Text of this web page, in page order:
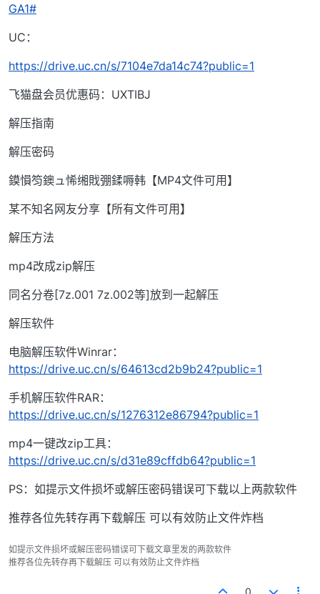
GA1#
UC：
https://drive.uc.cn/s/7104e7da14c74?public=1
飞猫盘会员优惠码：UXTIBJ
解压指南
解压密码
鏌愪笉鐭ュ悕缃戝弸鍒嗕韩【MP4文件可用】
某不知名网友分享【所有文件可用】
解压方法
mp4改成zip解压
同名分卷[7z.001 7z.002等]放到一起解压
解压软件
电脑解压软件Winrar：
https://drive.uc.cn/s/64613cd2b9b24?public=1
手机解压软件RAR：
https://drive.uc.cn/s/1276312e86794?public=1
mp4一键改zip工具：
https://drive.uc.cn/s/d31e89cffdb64?public=1
PS：如提示文件损坏或解压密码错误可下载以上两款软件
推荐各位先转存再下载解压 可以有效防止文件炸档
如提示文件损坏或解压密码错误可下载文章里发的两款软件
推荐各位先转存再下载解压 可以有效防止文件炸档
0